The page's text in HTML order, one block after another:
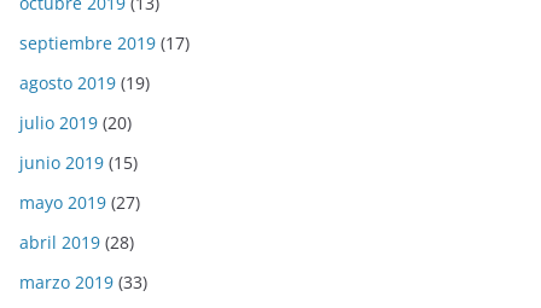
septiembre 2019 (17)
agosto 2019 (19)
julio 2019 (20)
junio 2019 (15)
mayo 2019 (27)
abril 2019 (28)
marzo 2019 (33)